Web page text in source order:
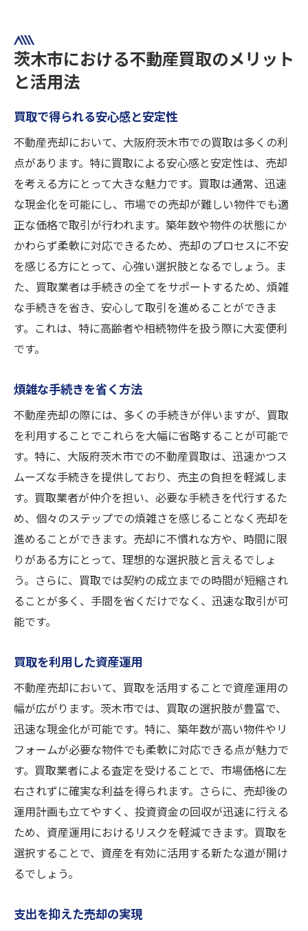
茨木市における不動産買取のメリット
と活用法
買取で得られる安心感と安定性
不動産売却において、大阪府茨木市での買取は多くの利
点があります。特に買取による安心感と安定性は、売却
を考える方にとって大きな魅力です。買取は通常、迅速
な現金化を可能にし、市場での売却が難しい物件でも適
正な価格で取引が行われます。築年数や物件の状態にか
かわらず柔軟に対応できるため、売却のプロセスに不安
を感じる方にとって、心強い選択肢となるでしょう。ま
た、買取業者は手続きの全てをサポートするため、煩雑
な手続きを省き、安心して取引を進めることができま
す。これは、特に高齢者や相続物件を扱う際に大変便利
です。
煩雑な手続きを省く方法
不動産売却の際には、多くの手続きが伴いますが、買取
を利用することでこれらを大幅に省略することが可能で
す。特に、大阪府茨木市での不動産買取は、迅速かつス
ムーズな手続きを提供しており、売主の負担を軽減しま
す。買取業者が仲介を担い、必要な手続きを代行するた
め、個々のステップでの煩雑さを感じることなく売却を
進めることができます。売却に不慣れな方や、時間に限
りがある方にとって、理想的な選択肢と言えるでしょ
う。さらに、買取では契約の成立までの時間が短縮され
ることが多く、手間を省くだけでなく、迅速な取引が可
能です。
買取を利用した資産運用
不動産売却において、買取を活用することで資産運用の
幅が広がります。茨木市では、買取の選択肢が豊富で、
迅速な現金化が可能です。特に、築年数が高い物件やリ
フォームが必要な物件でも柔軟に対応できる点が魅力で
す。買取業者による査定を受けることで、市場価格に左
右されずに確実な利益を得られます。さらに、売却後の
運用計画も立てやすく、投資資金の回収が迅速に行える
ため、資産運用におけるリスクを軽減できます。買取を
選択することで、資産を有効に活用する新たな道が開け
るでしょう。
支出を抑えた売却の実現